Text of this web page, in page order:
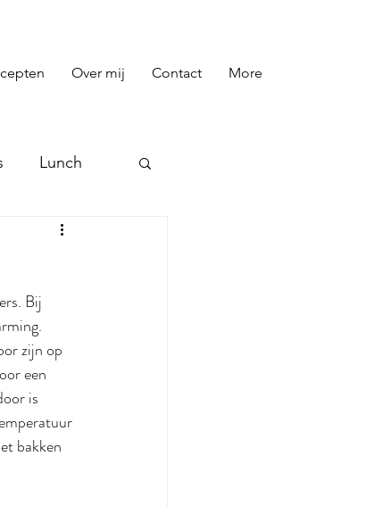
Over mij Contact More
Lunch
Toetjes
Bij
zijn op
een
is
bakken